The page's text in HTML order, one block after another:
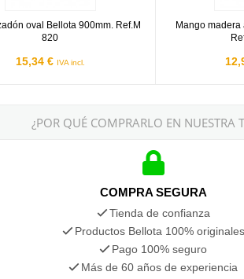
oval Bellota 900mm. Ref.M
820
15,34 € IVA incl.
Mango madera
¿POR QUÉ COMPRARLO EN NUESTRA
COMPRA SEGURA
Tienda de confianza
Productos Bellota 100% originales
Pago 100% seguro
Más de 60 años de experiencia